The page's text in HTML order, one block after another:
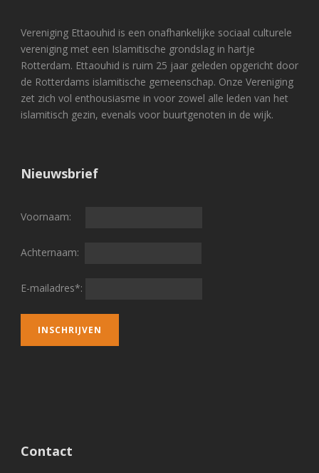
Vereniging Ettaouhid is een onafhankelijke sociaal culturele
vereniging met een Islamitische grondslag in hartje
Rotterdam. Ettaouhid is ruim 25 jaar geleden opgericht door
de Rotterdams islamitische gemeenschap. Onze Vereniging
zet zich vol enthousiasme in voor zowel alle leden van het
islamitisch gezin, evenals voor buurtgenoten in de wijk.
Nieuwsbrief
Voornaam:
Achternaam:
E-mailadres*:
Contact